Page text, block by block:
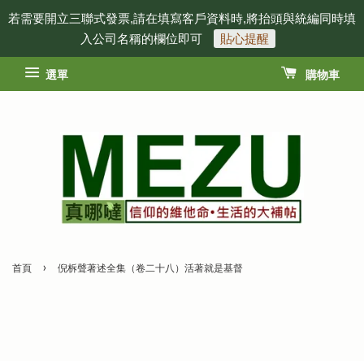
若需要開立三聯式發票,請在填寫客戶資料時,將抬頭與統編同時填
入公司名稱的欄位即可
貼心提醒
選單 購物車
首頁 › 倪柝聲著述全集（卷二十八）活著就是基督